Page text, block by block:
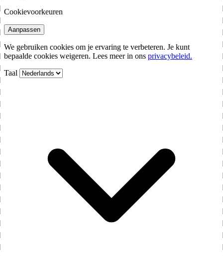
Cookievoorkeuren
Aanpassen
We gebruiken cookies om je ervaring te verbeteren. Je kunt
bepaalde cookies weigeren. Lees meer in ons privacybeleid.
Taal